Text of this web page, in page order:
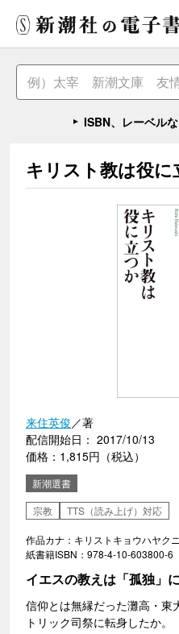
ISBN、レーベル
キリスト教は役に
来住英俊／著
配信開始日： 2017/10/13
価格：1,815円（税込）
新潮選書
宗教
TTS（読み上げ）対応
作品カナ：キリストキョウハヤク
紙書籍ISBN：978-4-10-603800-6
イエスの教えは「孤独」
信仰とは無縁だった灘高・東
トリック司祭に転身したか